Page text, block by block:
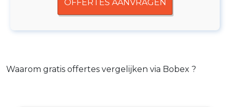
OFFERTES AANVRAGEN
Waarom gratis offertes vergelijken via Bobex ?